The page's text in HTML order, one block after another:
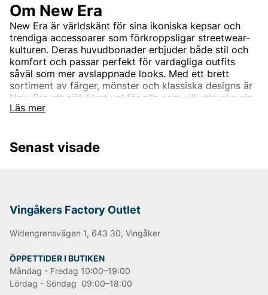
Läs mer
Om New Era
New Era är världskänt för sina ikoniska kepsar och
trendiga accessoarer som förkroppsligar streetwear-
kulturen. Deras huvudbonader erbjuder både stil och
komfort och passar perfekt för vardagliga outfits
såväl som mer avslappnade looks. Med ett brett
sortiment av färger, mönster och klassiska designs är
New Era ett självklart val för alla som vill uttrycka sin
personlighet genom sitt mode.
Senast visade
Vingåkers Factory Outlet
Widengrensvägen 1, 643 30, Vingåker
ÖPPETTIDER I BUTIKEN
Måndag - Fredag 10:00–19:00
Lördag - Söndag 09:00–18:00